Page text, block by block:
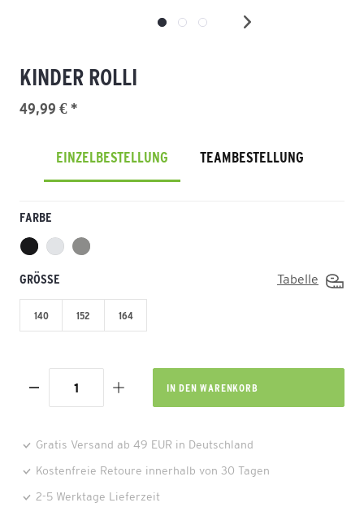
KINDER ROLLI
49,99 € *
EINZELBESTELLUNG TEAMBESTELLUNG
FARBE
GRÖSSE Tabelle
140 152 164
IN DEN WARENKORB
Gratis Versand ab 49 EUR in Deutschland
Kostenfreie Retoure innerhalb von 30 Tagen
2-5 Werktage Lieferzeit